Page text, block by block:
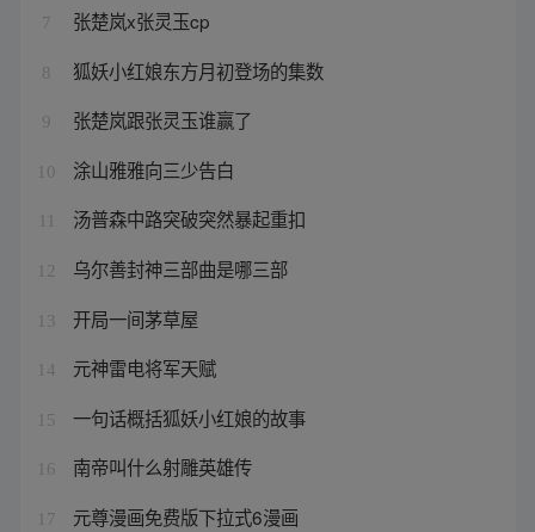
7 张楚岚x张灵玉cp
8 狐妖小红娘东方月初登场的集数
9 张楚岚跟张灵玉谁赢了
10 涂山雅雅向三少告白
汤普森中路突破突然暴起重扣
12 乌尔善封神三部曲是哪三部
13 开局一间茅草屋
14 元神雷电将军天赋
15 一句话概括狐妖小红娘的故事
16 南帝叫什么射雕英雄传
17 元尊漫画免费版下拉式6漫画